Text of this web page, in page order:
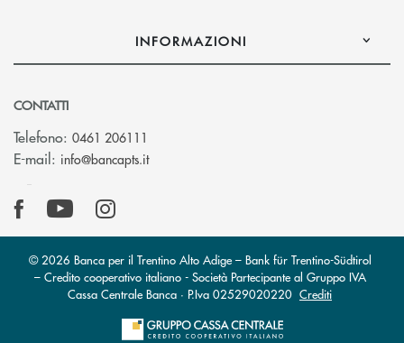
INFORMAZIONI
CONTATTI
Telefono: 0461 206111
E-mail: info@bancapts.it(si apre l’app di posta elettronica)
© 2026 Banca per il Trentino Alto Adige – Bank für Trentino-Südtirol
– Credito cooperativo italiano - Società Partecipante al Gruppo IVA
Cassa Centrale Banca · P.Iva 02529020220 Crediti